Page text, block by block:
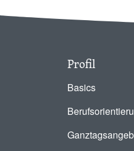
Profil
Basics